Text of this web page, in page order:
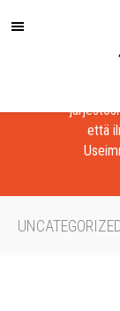
Löydä
että